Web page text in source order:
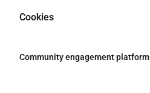
Cookies
Community engagement platform